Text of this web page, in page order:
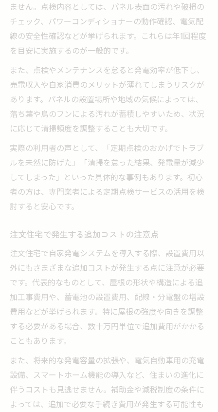
ません。点検内容としては、パネル表面の汚れや破損の
チェック、パワーコンディショナーの動作確認、電気配
線の安全性確認などが挙げられます。これらは年1回程度
を目安に実施するのが一般的です。
また、点検やメンテナンスを怠ると発電効率が低下し、
売電収入や自家消費のメリットが薄れてしまうリスクが
あります。パネルの設置場所や地域の気候によっては、
落ち葉や鳥のフンによる汚れが蓄積しやすいため、状況
に応じて清掃頻度を調整することも大切です。
実際の利用者の声として、「定期点検のおかげでトラブ
ルを未然に防げた」「清掃を怠った結果、発電量が減少
してしまった」といった具体的な事例もあります。初心
者の方は、専門業者による定期点検サービスの活用を検
討すると安心です。
注文住宅で発生する追加コストの注意点
注文住宅で自家発電システムを導入する際、設置費用以
外にもさまざまな追加コストが発生する点に注意が必要
です。代表的なものとして、屋根の形状や構造による追
加工事費用や、蓄電池の設置費用、配線・分電盤の増設
費用などが挙げられます。特に屋根の強度や向きを調整
する必要がある場合、数十万円単位で追加費用がかかる
こともあります。
また、将来的な発電容量の拡張や、電気自動車用の充電
設備、スマートホーム機能の導入など、住まいの進化に
伴うコストも見逃せません。補助金や減税制度の条件に
よっては、追加で必要な手続き費用が発生する可能性も